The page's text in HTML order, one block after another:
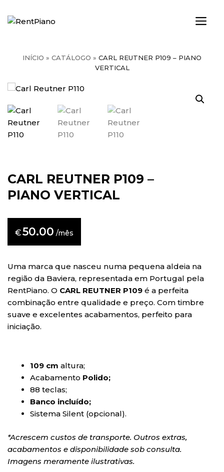
para
INÍCIO » CATÁLOGO » CARL REUTNER P109 – PIANO
VERTICAL
CARL REUTNER P109 –
PIANO VERTICAL
€50.00 /mês
Uma marca que nasceu numa pequena aldeia na
região da Baviera, representada em Portugal pela
RentPiano. O CARL REUTNER P109 é a perfeita
combinação entre qualidade e preço. Com timbre
suave e excelentes acabamentos, perfeito para
iniciação.
109 cm altura;
Acabamento Polido;
88 teclas;
Banco incluído;
Sistema Silent (opcional).
*Acrescem custos de transporte. Outros extras,
acabamentos e disponibilidade sob consulta.
Imagens meramente ilustrativas.